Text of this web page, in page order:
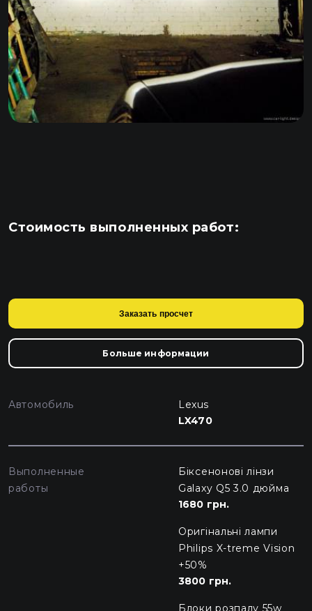
Стоимость выполненных работ:
Заказать просчет
Больше информации
Автомобиль
Lexus
LX470
Выполненные
работы
Біксенонові лінзи
Galaxy Q5 3.0 дюйма
1680 грн.
Оригінальні лампи
Philips X-treme Vision
+50%
3800 грн.
Блоки розпалу 55w